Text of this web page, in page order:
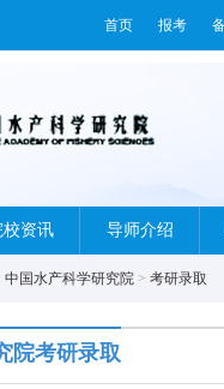
首页 报考
校资讯 导师介绍
中国水产科学研究院 > 考研录取
院考研录取